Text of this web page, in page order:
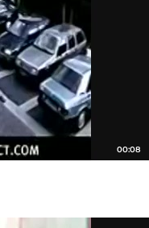
00:08